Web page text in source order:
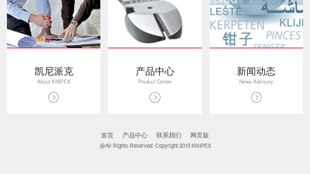
凯尼派克
About KNIPEX
产品中心
Product Center
新闻动态
News Advisory
首页 产品中心 联系我们 网页版
@All Rights Reserved: Copyright 2010 KNIPEX